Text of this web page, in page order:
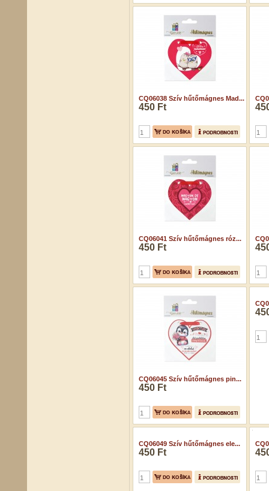
CQ06038 Szív hűtőmágnes Mad...
450 Ft
CQ06041 Szív hűtőmágnes róz...
450 Ft
CQ06045 Szív hűtőmágnes pin...
450 Ft